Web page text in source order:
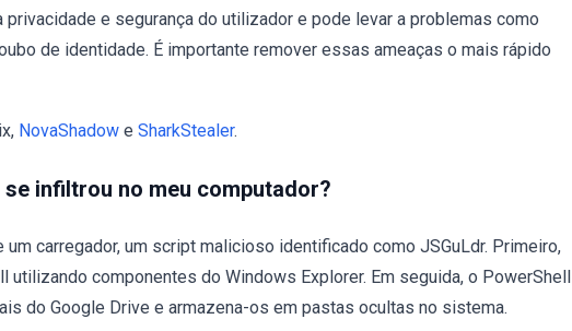
e segurança do utilizador e pode levar a problemas como
de identidade. É importante remover essas ameaças o mais rápido
NovaShadow e SharkStealer.
infiltrou no meu computador?
carregador, um script malicioso identificado como JSGuLdr. Primeiro,
utilizando componentes do Windows Explorer. Em seguida, o PowerShell
do Google Drive e armazena-os em pastas ocultas no sistema.